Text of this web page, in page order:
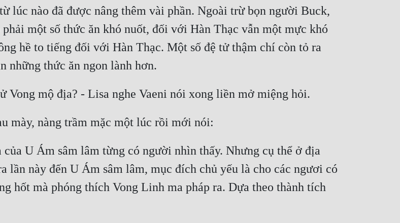
lúc nào đã được nâng thêm vài phần. Ngoài trừ bọn người Buck,
một số thức ăn khó nuốt, đối với Hàn Thạc vẫn một mực khó
hề to tiếng đối với Hàn Thạc. Một số đệ tử thậm chí còn tỏ ra
những thức ăn ngon lành hơn.
Vong mộ địa? - Lisa nghe Vaeni nói xong liền mở miệng hỏi.
mày, nàng trầm mặc một lúc rồi mới nói:
U Ám sâm lâm từng có người nhìn thấy. Nhưng cụ thể ở địa
lần này đến U Ám sâm lâm, mục đích chủ yếu là cho các ngươi có
hốt mà phóng thích Vong Linh ma pháp ra. Dựa theo thành tích